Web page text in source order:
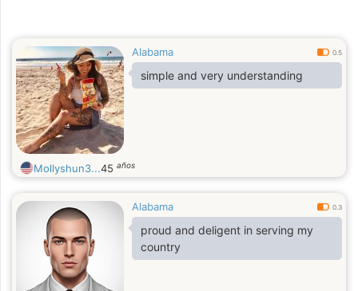
Alabama 0.5
simple and very understanding
Mollyshun3...45 años
Alabama 0.3
proud and deligent in serving my
country